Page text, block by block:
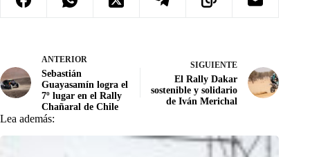
ANTERIOR
Sebastián
Guayasamín logra el
7º lugar en el Rally
Chañaral de Chile
SIGUIENTE
El Rally Dakar
sostenible y solidario
de Iván Merichal
Lea además: